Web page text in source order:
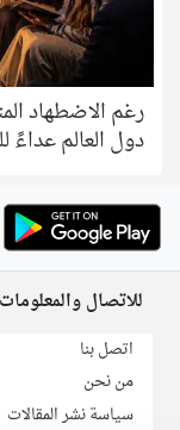
رغم الاضطهاد
دول العالم عداءً
للاتصال والمعلومات
اتصل بنا
من نحن
سياسة نشر المقالات